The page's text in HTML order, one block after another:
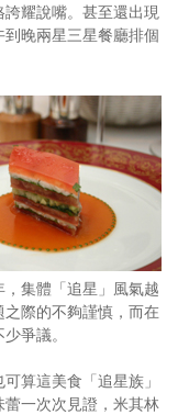
耀說嘴。甚至還出現
晚兩星三星餐廳排個
集體「追星」風氣越
際的不夠謹慎，而在
爭議。
算這美食「追星族」
一次次見證，米其林